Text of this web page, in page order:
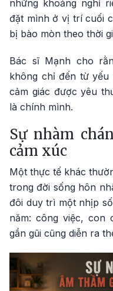
những khoảng nghỉ
đặt mình ở vị trí cuối
bị bào mòn theo thời
Bác sĩ Mạnh cho
không chỉ đến từ
cảm giác được yêu
là chính mình.
Sự nhàm
cảm xúc
Một thực tế khác
trong đời sống hôn
đôi duy trì một nhịp
năm: công việc, con
gần gũi cũng diễn ra